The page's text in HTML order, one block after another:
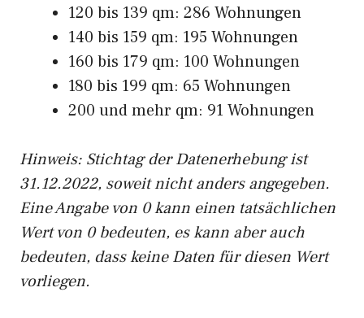
120 bis 139 qm: 286 Wohnungen
140 bis 159 qm: 195 Wohnungen
160 bis 179 qm: 100 Wohnungen
180 bis 199 qm: 65 Wohnungen
200 und mehr qm: 91 Wohnungen
Hinweis: Stichtag der Datenerhebung ist
31.12.2022, soweit nicht anders angegeben.
Eine Angabe von 0 kann einen tatsächlichen
Wert von 0 bedeuten, es kann aber auch
bedeuten, dass keine Daten für diesen Wert
vorliegen.